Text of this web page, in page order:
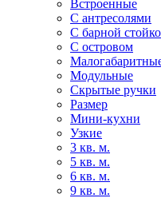
Встроенные
С антресолями
С барной
С островом
Модульные
Скрытые ручки
Размер
Мини-кухни
Узкие
3 кв. м.
5 кв. м.
6 кв. м.
9 кв. м.